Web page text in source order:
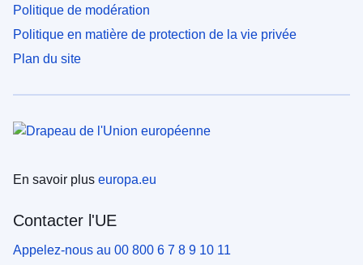
Politique de modération
Politique en matière de protection de la vie privée
Plan du site
En savoir plus europa.eu
Contacter l'UE
Appelez-nous au 00 800 6 7 8 9 10 11